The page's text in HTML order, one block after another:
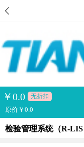
￥0.0 无折扣
原价￥0.0
检验管理系统（R-LIS